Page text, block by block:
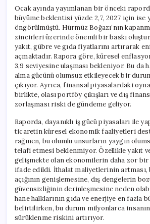
Ocak ayında yayımlanan bir önceki
büyüme beklentisi yüzde 2,7, 2027 için ise
öngörülmüştü. Hürmüz Boğazı’nın
zincirleri üzerinde önemli bir baskı
yakıt, gübre ve gıda fiyatlarını artırarak
açmaktadır. Rapora göre, küresel
3,9 seviyesine ulaşması bekleniyor. Bu da
alma gücünü olumsuz etkileyecek bir
çıkıyor. Ayrıca, finansal piyasalardaki
birlikte, olası portföy çıkışları ve dış
zorlaşması riski de gündeme geliyor.
Raporda, dayanıklı iş gücü piyasaları ile
ticaretin küresel ekonomik faaliyetleri
rağmen, bu olumlu unsurların yaygın
telafi etmesi beklenmiyor. Özellikle yakıt
gelişmekte olan ekonomilerin daha zor
ifade edildi. İthalat maliyetlerinin artması,
açığının genişlemesine, dış dengelerin
güvensizliğinin derinleşmesine neden
hane halklarının gıda ve enerjiye en fazla
belirtilirken, bu durum milyonlarca
sürüklenme riskini artırıyor.